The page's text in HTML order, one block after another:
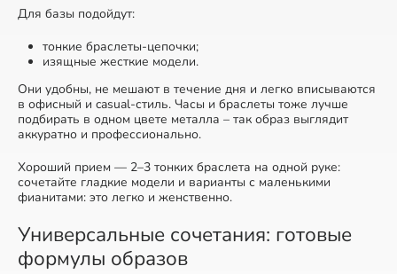
Для базы подойдут:
тонкие браслеты-цепочки;
изящные жесткие модели.
Они удобны, не мешают в течение дня и легко вписываются
в офисный и casual-стиль. Часы и браслеты тоже лучше
подбирать в одном цвете металла – так образ выглядит
аккуратно и профессионально.
Хороший прием — 2–3 тонких браслета на одной руке:
сочетайте гладкие модели и варианты с маленькими
фианитами: это легко и женственно.
Универсальные сочетания: готовые
формулы образов